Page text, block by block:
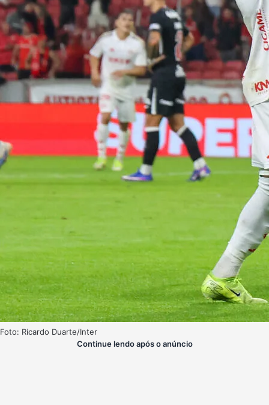
Foto: Ricardo Duarte/Inter
Continue lendo após o anúncio